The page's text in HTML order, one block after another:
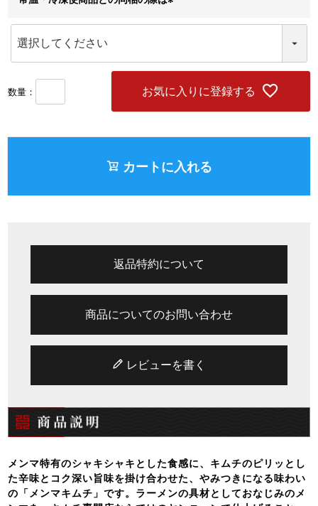
)
お気に入りに登録する
カートに入れる
返品特約について
商品についてのお問い合わせ
レビューを書く
メンマ特有のシャキシャキとした食感に、キムチのピリッとし
た辛味とコク深い旨味を掛け合わせた、やみつきになる味わい
の「メンマキムチ」です。ラーメンの具材としておなじみのメ